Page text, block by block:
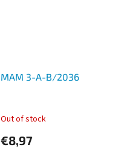
MAM 3-A-B/2036
Out of stock
€8,97